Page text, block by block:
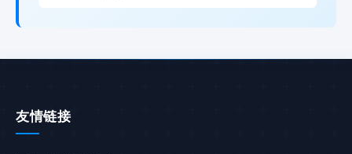
友情链接